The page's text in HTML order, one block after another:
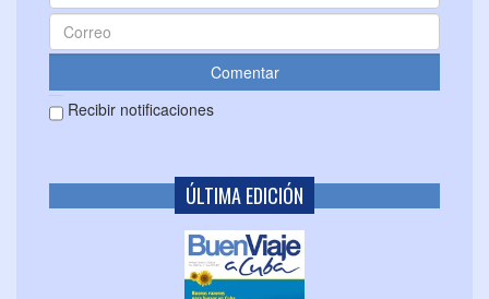
Recibir notificaciones
ÚLTIMA EDICIÓN